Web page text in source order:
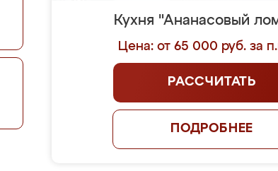
Кухня "Ананасовый
Цена: от 65 000 руб. за
РАССЧИТАТЬ
ПОДРОБНЕЕ